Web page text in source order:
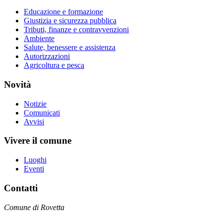
Educazione e formazione
Giustizia e sicurezza pubblica
Tributi, finanze e contravvenzioni
Ambiente
Salute, benessere e assistenza
Autorizzazioni
Agricoltura e pesca
Novità
Notizie
Comunicati
Avvisi
Vivere il comune
Luoghi
Eventi
Contatti
Comune di Rovetta